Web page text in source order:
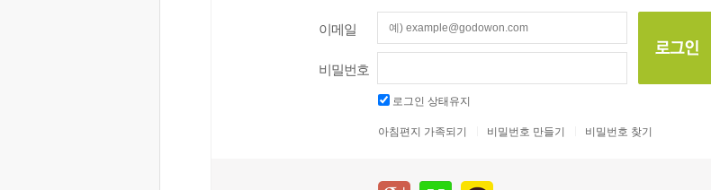
이메일
비밀번호
로그인 상태유지
아침편지 가족되기 비밀번호 만들기 비밀번호 찾기